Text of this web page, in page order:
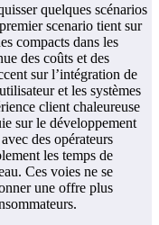
quelques scénarios
scenario tient sur
compacts dans les
des coûts et des
sur l’intégration de
et les systèmes
client chaleureuse
sur le développement
des opérateurs
les temps de
Ces voies ne se
une offre plus